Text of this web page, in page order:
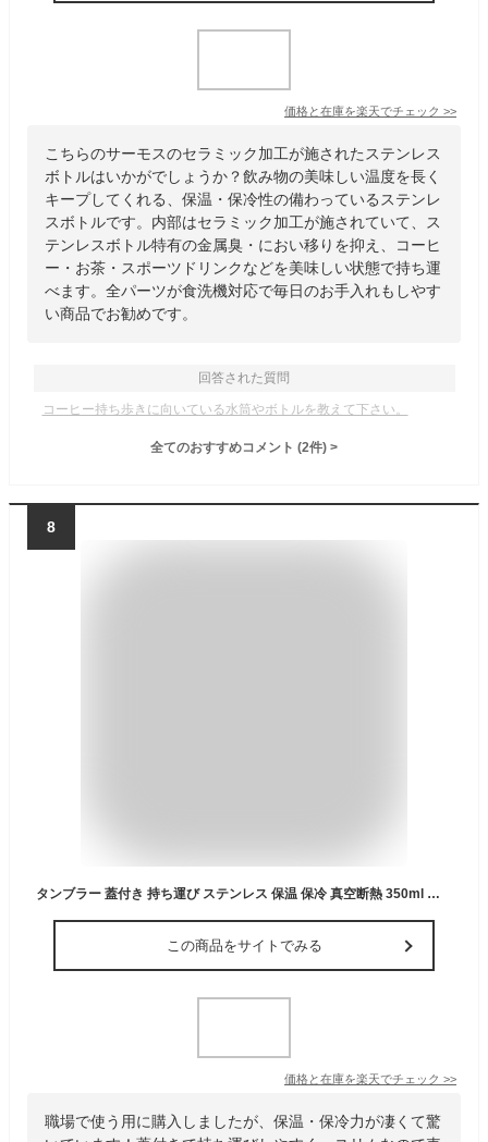
価格と在庫を楽天でチェック >>
こちらのサーモスのセラミック加工が施されたステンレス
ボトルはいかがでしょうか？飲み物の美味しい温度を長く
キープしてくれる、保温・保冷性の備わっているステンレ
スボトルです。内部はセラミック加工が施されていて、ス
テンレスボトル特有の金属臭・におい移りを抑え、コーヒ
ー・お茶・スポーツドリンクなどを美味しい状態で持ち運
べます。全パーツが食洗機対応で毎日のお手入れもしやす
い商品でお勧めです。
回答された質問
コーヒー持ち歩きに向いている水筒やボトルを教えて下さい。
全てのおすすめコメント (2件) >
8
タンブラー 蓋付き 持ち運び ステンレス 保温 保冷 真空断熱 350ml ギフト プレゼント コーヒー おしゃれ 可愛い スリム スポーツドリンク 対応 会社 通勤 車 ホット アイス アイリスオーヤマ NCD-TLT350 NCD-L350 *
この商品をサイトでみる
価格と在庫を楽天でチェック >>
職場で使う用に購入しましたが、保温・保冷力が凄くて驚